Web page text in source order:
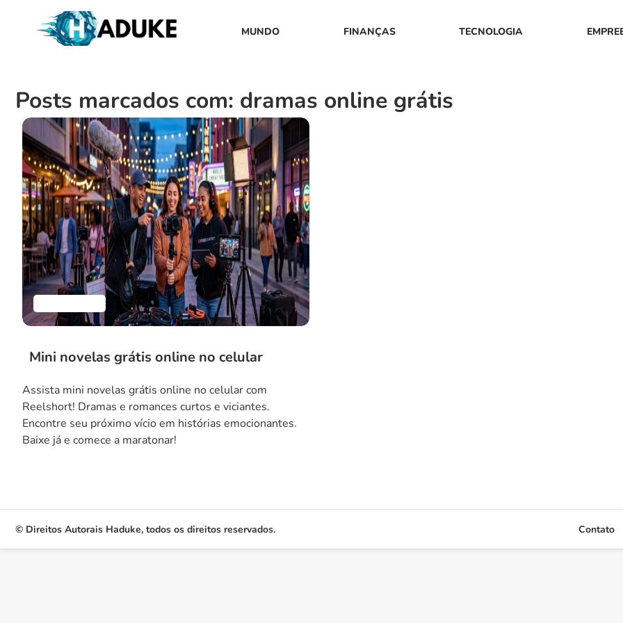
MUNDO FINANÇAS TECNOLOGIA
Posts marcados com: dramas online grátis
Mini novelas grátis online no celular
Assista mini novelas grátis online no celular com
Reelshort! Dramas e romances curtos e viciantes.
Encontre seu próximo vício em histórias emocionantes.
Baixe já e comece a maratonar!
© Direitos Autorais Haduke, todos os direitos reservados. Contato